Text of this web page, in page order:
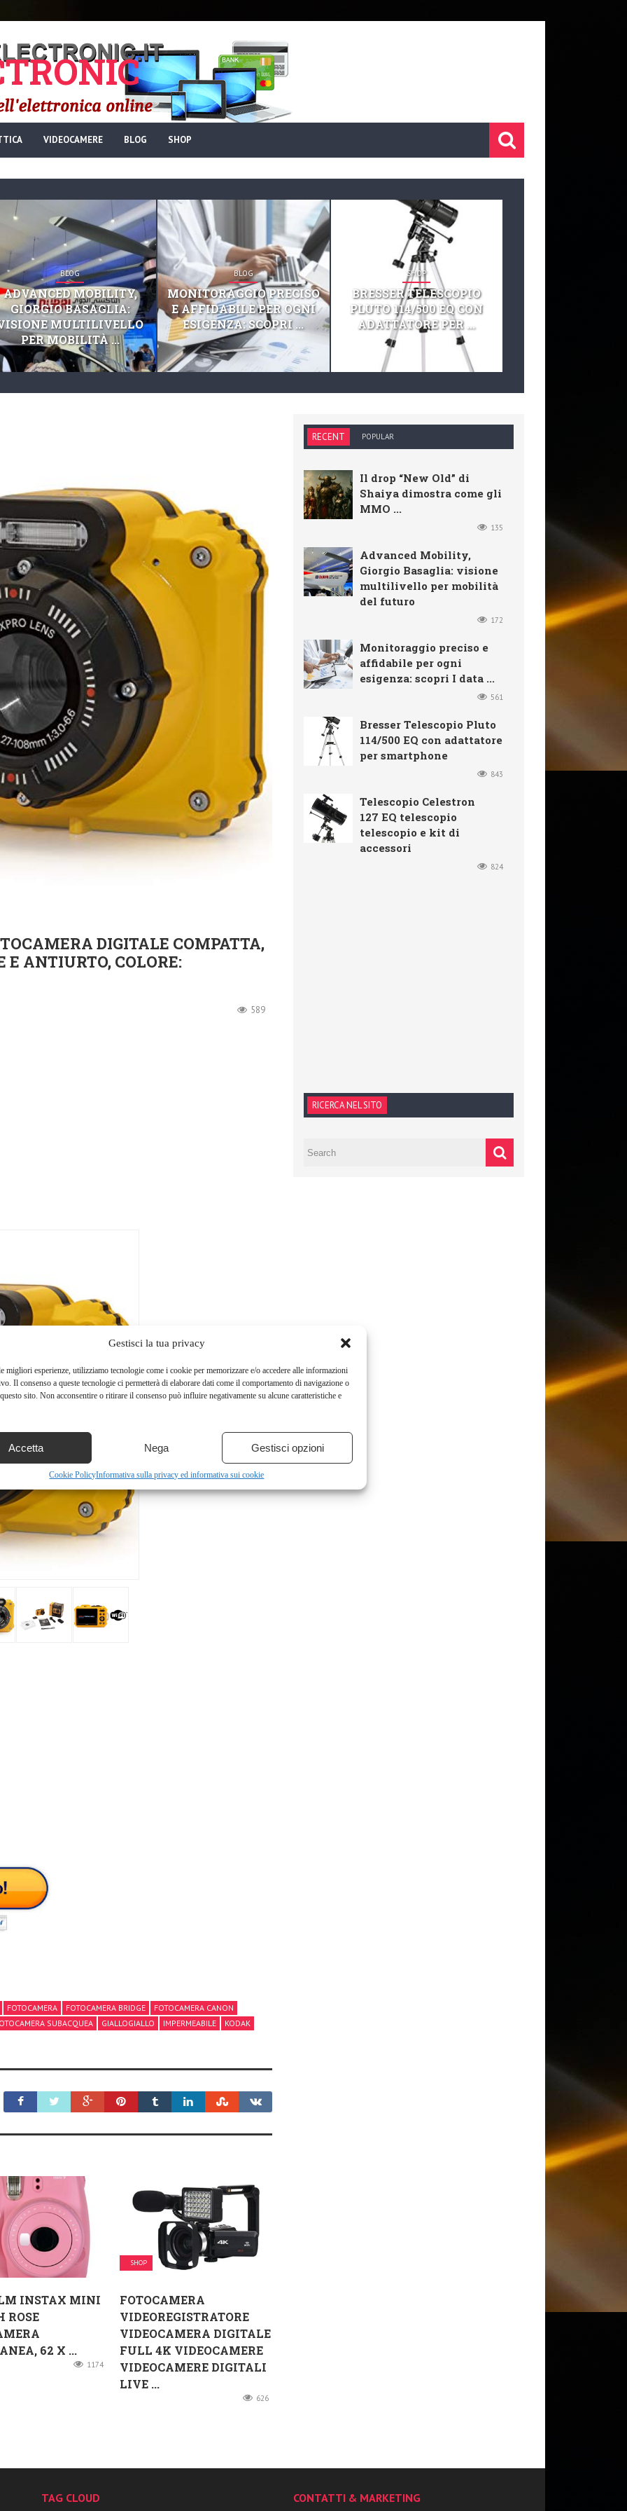
Gestisci la tua privacy
migliori esperienze, utilizziamo tecnologie come i cookie per memorizzare e/o accedere alle informazioni
Il consenso a queste tecnologie ci permetterà di elaborare dati come il comportamento di navigazione o
sito. Non acconsentire o ritirare il consenso può influire negativamente su alcune caratteristiche e
Accetta Nega Gestisci opzioni
Cookie PolicyInformativa sulla privacy ed informativa sui cookie
VIDEOCAMERE BLOG SHOP
BLOG
ADVANCED MOBILITY,
GIORGIO BASAGLIA:
MULTILIVELLO
PER MOBILITÀ ...
BLOG
MONITORAGGIO PRECISO
E AFFIDABILE PER OGNI
ESIGENZA: SCOPRI ...
SHOP
BRESSER TELESCOPIO
PLUTO 114/500 EQ CON
ADATTATORE PER ...
DIGITALE COMPATTA,
ANTIURTO, COLORE:
589
FOTOCAMERA FOTOCAMERA BRIDGE
FOTOCAMERA CANON
SUBACQUEA
GIALLOGIALLO IMPERMEABILE KODAK
INSTAX MINI
ROSE
62 X ...
1174
SHOP
FOTOCAMERA
VIDEOREGISTRATORE
VIDEOCAMERA DIGITALE
FULL 4K VIDEOCAMERE
VIDEOCAMERE DIGITALI
LIVE ...
626
RECENT POPULAR
Il drop “New Old” di
Shaiya dimostra come gli
MMO ...
135
Advanced Mobility,
Giorgio Basaglia: visione
multilivello per mobilità
del futuro
172
Monitoraggio preciso e
affidabile per ogni
esigenza: scopri I data ...
561
Bresser Telescopio Pluto
114/500 EQ con adattatore
per smartphone
843
Telescopio Celestron
127 EQ telescopio
telescopio e kit di
accessori
824
RICERCA NEL SITO
TAG CLOUD CONTATTI & MARKETING